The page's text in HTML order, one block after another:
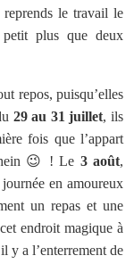
le travail le
plus que deux
repos, puisqu’elles
29 au 31 juillet, ils
fois que l’appart
hein 😉 ! Le 3 août,
en amoureux
un repas et une
endroit magique à
y a l’enterrement de